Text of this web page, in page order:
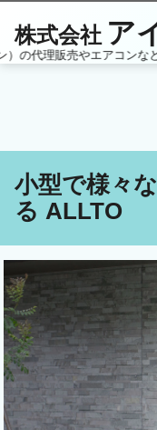
株式会社 ア
代理販売やエアコンなど
小型で様々
る ALLTO